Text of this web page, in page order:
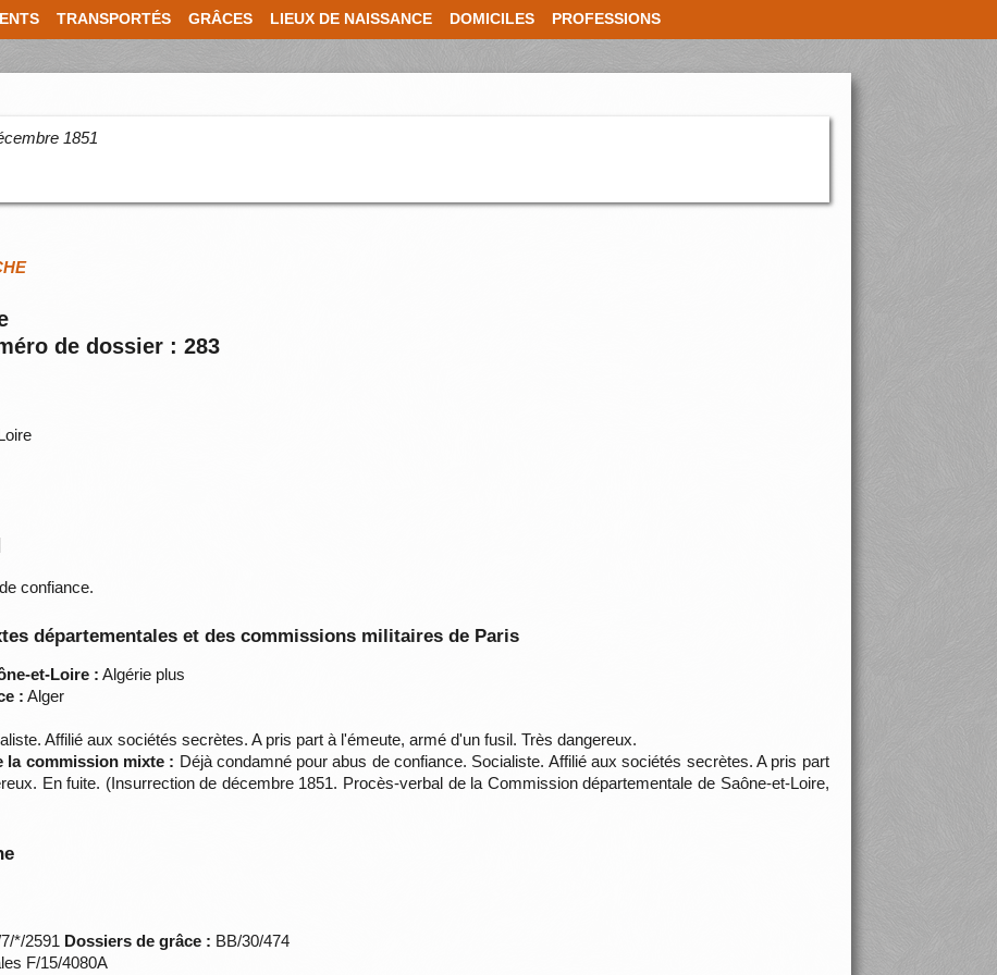
TRANSPORTÉS GRÂCES LIEUX DE NAISSANCE DOMICILES PROFESSIONS
1851
de dossier : 283
confiance.
départementales et des commissions militaires de Paris
et-Loire : Algérie plus
: Alger
Affilié aux sociétés secrètes. A pris part à l'émeute, armé d'un fusil. Très dangereux.
la commission mixte : Déjà condamné pour abus de confiance. Socialiste. Affilié aux sociétés secrètes. A pris part
En fuite. (Insurrection de décembre 1851. Procès-verbal de la Commission départementale de Saône-et-Loire,
*/2591 Dossiers de grâce : BB/30/474
F/15/4080A